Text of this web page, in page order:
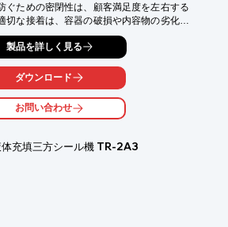
ぐための密閉性は、顧客満足度を左右する
切な接着は、容器の破損や内容物の劣化に
ます。当社の小型ディスペンサー塗布装置
じめとした様々な接着剤に対応し、均一で
す。
て
製品を詳しく見る
ダウンロード
お問い合わせ
体充填三方シール機 TR-2A3